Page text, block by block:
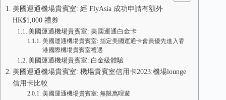
美國運通機場貴賓室: 經 FlyAsia 成功申請有額外
HK$1,000 禮券
美國運通機場貴賓室: 美國運通白金卡
美國運通機場貴賓室: 指定美國運通卡會員優先進入香
港國際機場貴賓室禮遇
美國運通機場貴賓室: 白金級體驗
美國運通機場貴賓室: 機場貴賓室信用卡2023:機場lounge
信用卡比較
美國運通機場貴賓室: 無限萬哩遊